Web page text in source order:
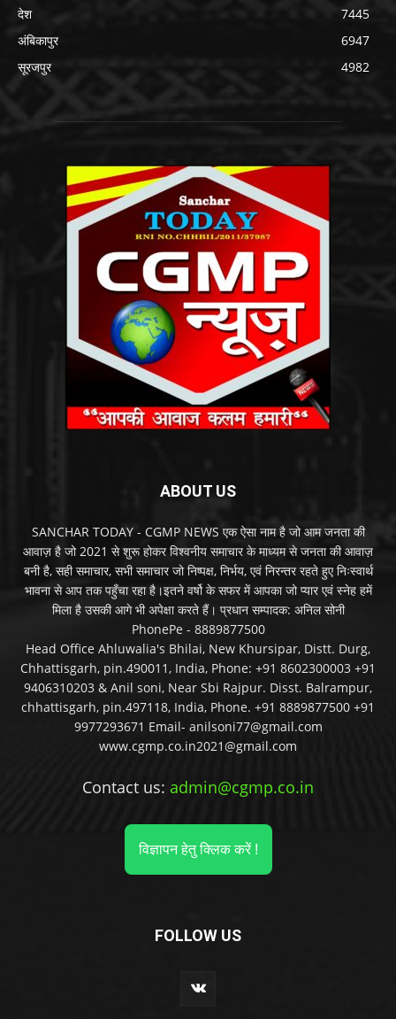
देश
7445
अंबिकापुर
6947
सूरजपुर
4982
ABOUT US
SANCHAR TODAY - CGMP NEWS एक ऐसा नाम है जो आम जनता की
आवाज़ है जो 2021 से शुरू होकर विश्वनीय समाचार के माध्यम से जनता की आवाज़
बनी है, सही समाचार, सभी समाचार जो निष्पक्ष, निर्भय, एवं निरन्तर रहते हुए निःस्वार्थ
भावना से आप तक पहुँचा रहा है।इतने वर्षो के सफर में आपका जो प्यार एवं स्नेह हमें
मिला है उसकी आगे भी अपेक्षा करते हैं। प्रधान सम्पादक: अनिल सोनी
PhonePe - 8889877500
Head Office Ahluwalia's Bhilai, New Khursipar, Distt. Durg,
Chhattisgarh, pin.490011, India, Phone: +91 8602300003 +91
9406310203 & Anil soni, Near Sbi Rajpur. Disst. Balrampur,
chhattisgarh, pin.497118, India, Phone. +91 8889877500 +91
9977293671 Email- anilsoni77@gmail.com
www.cgmp.co.in2021@gmail.com
Contact us: admin@cgmp.co.in
विज्ञापन हेतु क्लिक करें !
FOLLOW US